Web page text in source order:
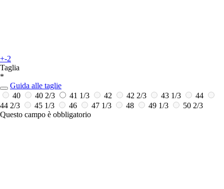
+-2
Taglia
*
Guida alle taglie
40
40 2/3 41 1/3 42 42 2/3 43 1/3
44
44 2/3
45 1/3 46 47 1/3 48 49 1/3
50 2/3
Questo campo è obbligatorio